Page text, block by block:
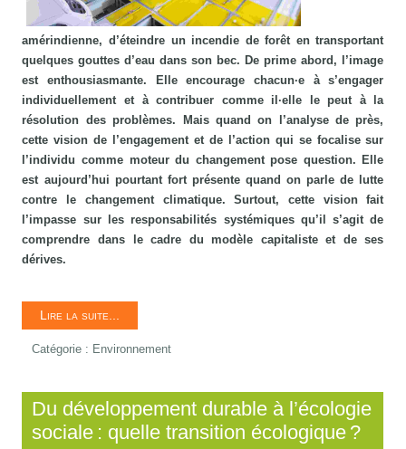
amérindienne, d’éteindre un incendie de forêt en transportant
quelques gouttes d’eau dans son bec. De prime abord, l’image
est enthousiasmante. Elle encourage chacun·e à s’engager
individuellement et à contribuer comme il·elle le peut à la
résolution des problèmes. Mais quand on l’analyse de près,
cette vision de l’engagement et de l’action qui se focalise sur
l’individu comme moteur du changement pose question. Elle
est aujourd’hui pourtant fort présente quand on parle de lutte
contre le changement climatique. Surtout, cette vision fait
l’impasse sur les responsabilités systémiques qu’il s’agit de
comprendre dans le cadre du modèle capitaliste et de ses
dérives.
Lire la suite...
Catégorie : Environnement
Du développement durable à l’écologie
sociale : quelle transition écologique ?